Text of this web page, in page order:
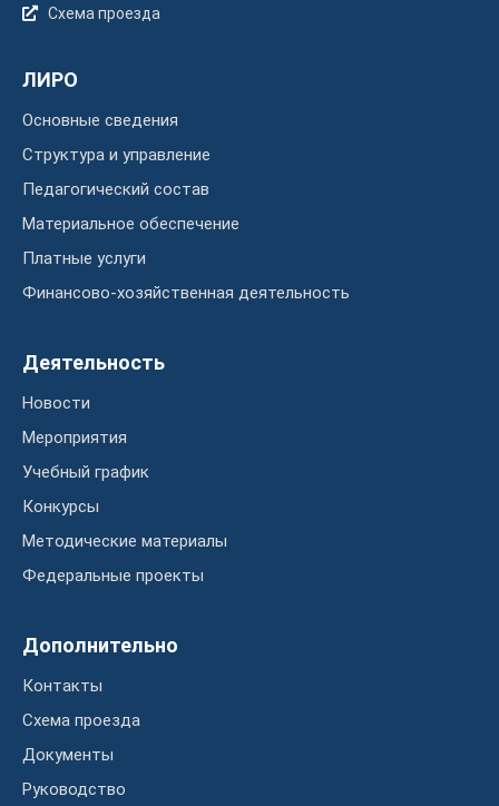
Схема проезда
ЛИРО
Основные сведения
Структура и управление
Педагогический состав
Материальное обеспечение
Платные услуги
Финансово-хозяйственная деятельность
Деятельность
Новости
Мероприятия
Учебный график
Конкурсы
Методические материалы
Федеральные проекты
Дополнительно
Контакты
Схема проезда
Документы
Руководство